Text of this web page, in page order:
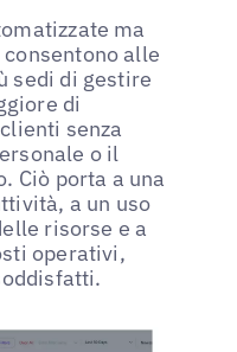
ma
alle
sedi di gestire
di
senza
o il
Ciò porta a una
a un uso
risorse e a
operativi,